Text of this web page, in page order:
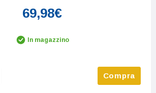
69,98€
In magazzino
Quantity:
Compra